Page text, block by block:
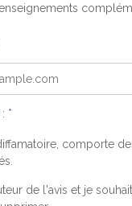
*
comporte
de l'avis et je